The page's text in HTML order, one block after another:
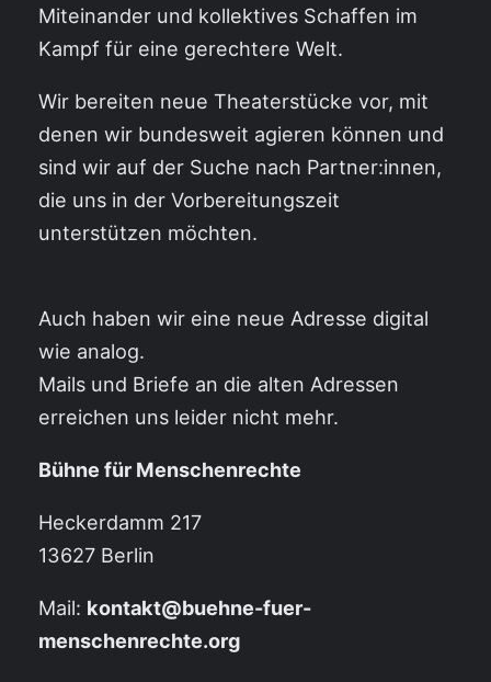
Miteinander und kollektives Schaffen im
Kampf für eine gerechtere Welt.
Wir bereiten neue Theaterstücke vor, mit
denen wir bundesweit agieren können und
sind wir auf der Suche nach Partner:innen,
die uns in der Vorbereitungszeit
unterstützen möchten.
Auch haben wir eine neue Adresse digital
wie analog.
Mails und Briefe an die alten Adressen
erreichen uns leider nicht mehr.
Bühne für Menschenrechte
Heckerdamm 217
13627 Berlin
Mail: kontakt@buehne-fuer-
menschenrechte.org